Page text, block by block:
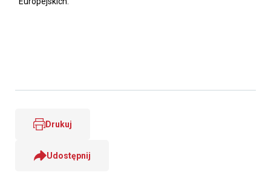
Drukuj
Udostępnij